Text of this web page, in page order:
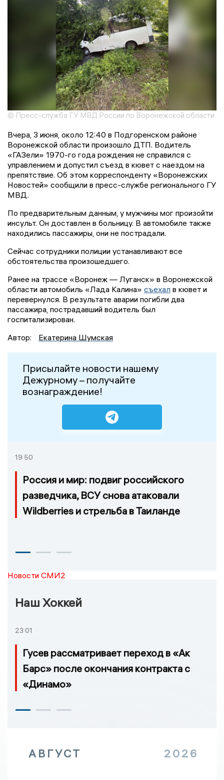
© Пресс-служба ГУ МВД России по Воронежской области
Вчера, 3 июня, около 12:40 в Подгоренском районе
Воронежской области произошло ДТП. Водитель
«ГАЗели» 1970-го года рождения не справился с
управлением и допустил съезд в кювет с наездом на
препятствие. Об этом корреспонденту «Воронежских
Новостей» сообщили в пресс-службе регионального ГУ
МВД.
По предварительным данным, у мужчины мог произойти
инсульт. Он доставлен в больницу. В автомобиле также
находились пассажиры, они не пострадали.
Сейчас сотрудники полиции устанавливают все
обстоятельства произошедшего.
Ранее на трассе «Воронеж — Луганск» в Воронежской
области автомобиль «Лада Калина» съехал в кювет и
перевернулся. В результате аварии погибли два
пассажира, пострадавший водитель был
госпитализирован.
Автор:
Екатерина Шумская
Присылайте новости нашему
Дежурному – получайте
вознаграждение!
19:50
Россия и мир: подвиг российского
разведчика, ВСУ снова атаковали
Wildberries и стрельба в Таиланде
Новости СМИ2
Наш Хоккей
23:01
Гусев рассматривает переход в «Ак
Барс» после окончания контракта с
«Динамо»
АВГУСТ 2026